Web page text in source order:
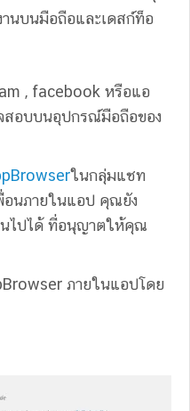
นบนมือถือและเดสก์ท็อ
, facebook หรือแอ
อบบนอุปกรณ์มือถือของ
ในกลุ่มแชท
อนภายในแอป คุณยัง
นไปได้ ที่อนุญาตให้คุณ
ภายในแอปโดย